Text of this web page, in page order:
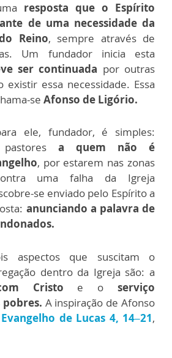
resposta que o Espírito
de uma necessidade da
Reino, sempre através de
Um fundador inicia esta
ser continuada por outras
existir essa necessidade. Essa
se Afonso de Ligório.
ele, fundador, é simples:
a quem não é
, por estarem nas zonas
uma falha da Igreja
se enviado pelo Espírito a
anunciando a palavra de
aspectos que suscitam o
dentro da Igreja são: a
Cristo e oserviço
A inspiração de Afonso
Evangelho de Lucas 4, 14–21,